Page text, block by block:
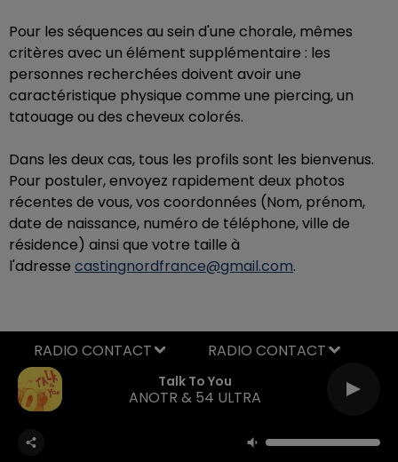
Pour les séquences au sein d'une chorale, mêmes
critères avec un élément supplémentaire : les
personnes recherchées doivent avoir une
caractéristique physique comme une piercing, un
tatouage ou des cheveux colorés.
Dans les deux cas, tous les profils sont les bienvenus.
Pour postuler, envoyez rapidement deux photos
récentes de vous, vos coordonnées (Nom, prénom,
date de naissance, numéro de téléphone, ville de
résidence) ainsi que votre taille à
l'adresse castingnordfrance@gmail.com.
Talk To You
ANOTR & 54 ULTRA
RADIO CONTACT